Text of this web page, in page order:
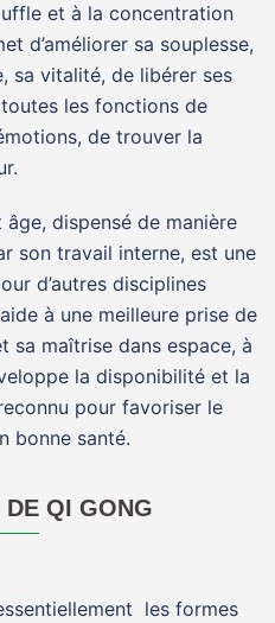
et à la concentration
d’améliorer sa souplesse,
sa vitalité, de libérer ses
les fonctions de
de trouver la
dispensé de manière
son travail interne, est une
d’autres disciplines
à une meilleure prise de
sa maîtrise dans espace, à
la disponibilité et la
pour favoriser le
bonne santé.
DE QI GONG
les formes